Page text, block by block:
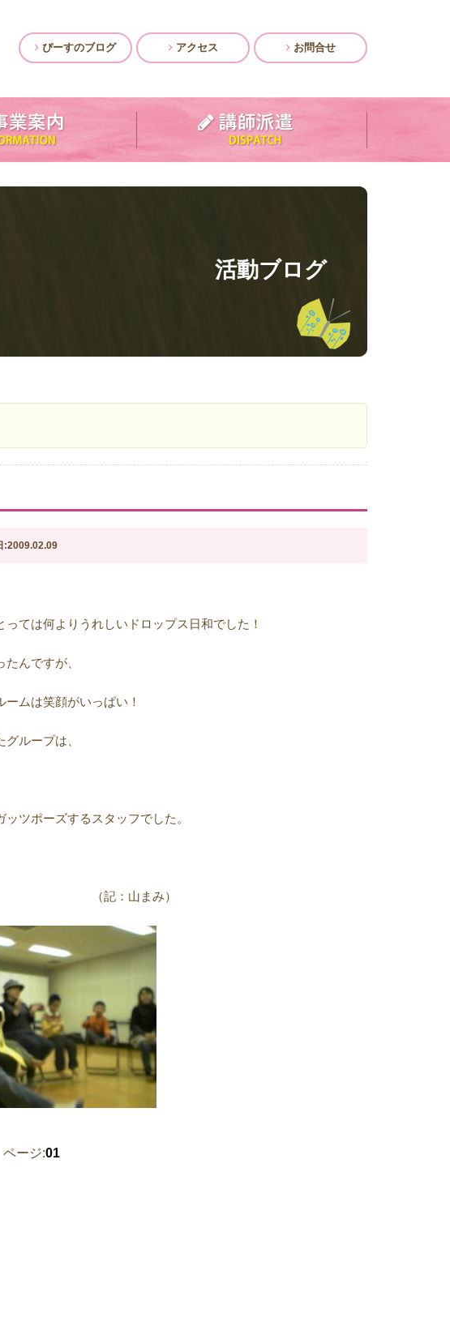
ぴーすのブログ アクセス お問合せ
活動ブログ
:2009.02.09
ては何よりうれしいドロップス日和でした！
んですが、
ムは笑顔がいっぱい！
ループは、
ツポーズするスタッフでした。
み）
ページ:01